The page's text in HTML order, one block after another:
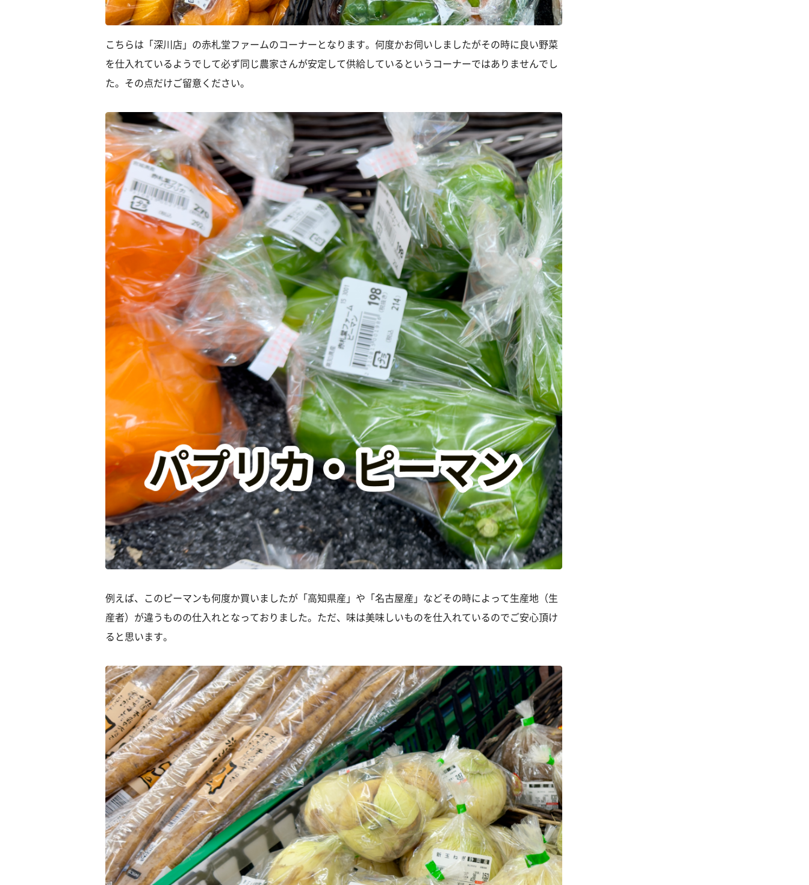
こちらは「深川店」の赤札堂ファームのコーナーとなります。何度かお伺いしましたがその時に良い野菜
を仕入れているようでして必ず同じ農家さんが安定して供給しているというコーナーではありませんでし
た。その点だけご留意ください。
例えば、このピーマンも何度か買いましたが「高知県産」や「名古屋産」などその時によって生産地（生
産者）が違うものの仕入れとなっておりました。ただ、味は美味しいものを仕入れているのでご安心頂け
ると思います。